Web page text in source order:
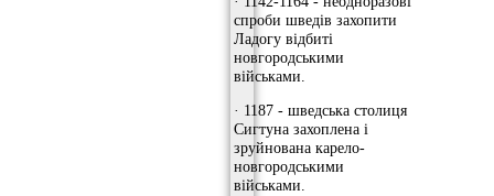
спроби шведів захопити
Ладогу відбиті
новгородськими
військами.
· 1187 - шведська столиця
Сигтуна захоплена і
зруйнована карело-
новгородськими
військами.